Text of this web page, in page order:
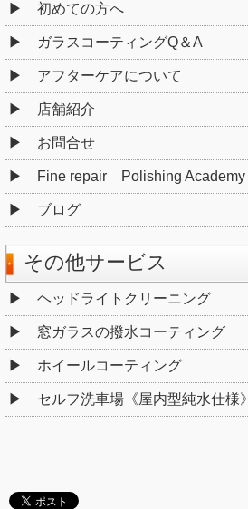
初めての方へ
ガラスコーティングQ＆A
アフターケアについて
店舗紹介
お問合せ
Fine repair Polishing Academy
ブログ
その他サービス
ヘッドライトクリーニング
窓ガラスの撥水コーティング
ホイールコーティング
セルフ洗車場《屋内型純水仕様》